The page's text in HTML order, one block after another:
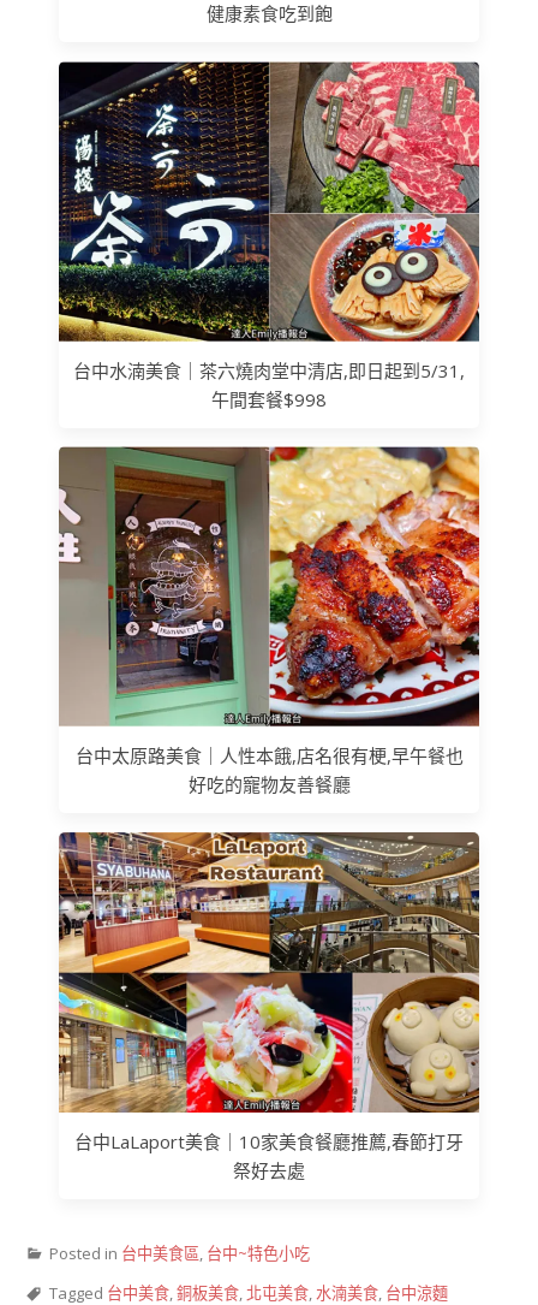
健康素食吃到飽
台中水湳美食｜茶六燒肉堂中清店,即日起到5/31,
午間套餐$998
台中太原路美食｜人性本餓,店名很有梗,早午餐也
好吃的寵物友善餐廳
台中LaLaport美食｜10家美食餐廳推薦,春節打牙
祭好去處
Posted in 台中美食區, 台中~特色小吃
Tagged 台中美食,銅板美食,北屯美食,水湳美食, 台中涼麵